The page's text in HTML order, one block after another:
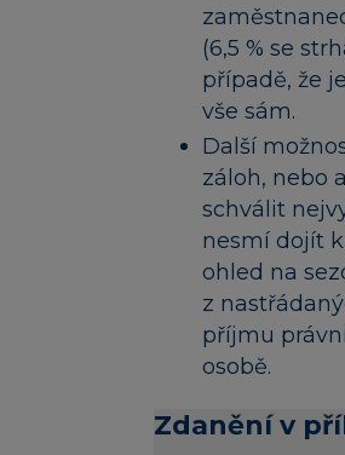
(6,5 % se
případě, že
vše sám.
Další
záloh, nebo
schválit
nesmí dojít
ohled na
z
příjmu
osobě.
Zdanění v